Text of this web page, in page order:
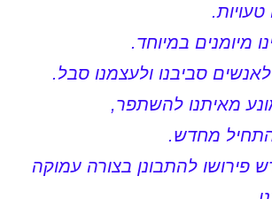
מיומנים במיוחד.
סביבנו ולעצמנו סבל.
מאיתנו להשתפר,
מחדש.
פירושו להתבונן בצורה עמוקה